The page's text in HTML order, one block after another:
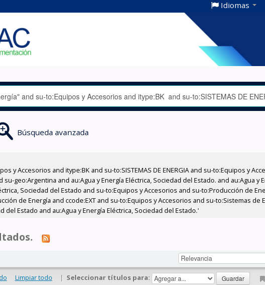
Idiomas
Búsqueda avanzada
Accesorios and itype:BK and su-to:SISTEMAS DE ENERGIA and su-to:Equipos y
geo:Argentina and au:Agua y Energía Eléctrica, Sociedad del Estado. and au:Agua y
Sociedad del Estado and su-to:Equipos y Accesorios and su-to:Producción de
de Energía and ccode:EXT and su-to:Equipos y Accesorios and su-to:Sistemas de
del Estado and au:Agua y Energía Eléctrica, Sociedad del Estado.'
Limpiar todo | Seleccionar títulos para: